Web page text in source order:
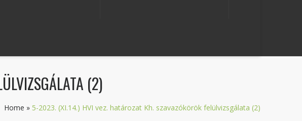
(2)
Home » 5-2023. (XI.14.) HVI vez. határozat Kh. szavazókörök felülvizsgálata (2)